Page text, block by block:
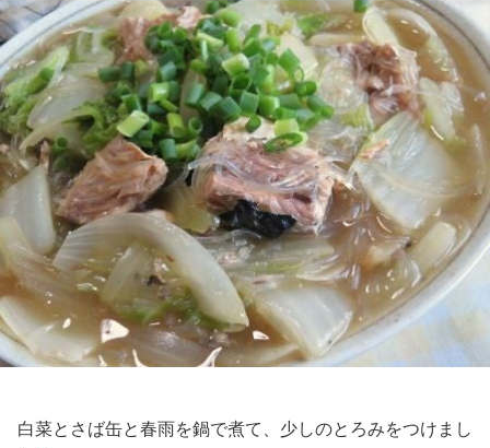
白菜とさば缶と春雨を鍋で煮て、少しのとろみをつけまし